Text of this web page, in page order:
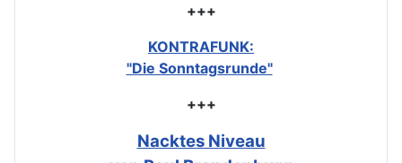
+++
KONTRAFUNK:
"Die Sonntagsrunde"
+++
Nacktes Niveau